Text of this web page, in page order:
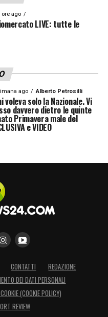
ore ago
LIVE: tutte le
ago Alberto Petrosilli
solo la Nazionale. Vi
davvero dietro le quinte
Primavera male del
e VIDEO
CONTATTI
REDAZIONE
DEI DATI PERSONALI
(COOKIE POLICY)
REVIEW